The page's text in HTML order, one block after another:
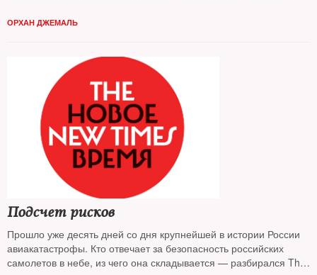
государством»*, судя по всему, понесла первые боевые потери
ОРХАН ДЖЕМАЛЬ
Подсчет рисков
Прошло уже десять дней со дня крупнейшей в истории России
авиакатастрофы. Кто отвечает за безопасность российских
самолетов в небе, из чего она складывается — разбирался The